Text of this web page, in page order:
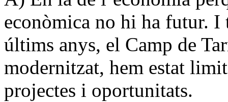
econòmica no hi ha futur. I
últims anys, el Camp de
modernitzat, hem estat
projectes i oportunitats.